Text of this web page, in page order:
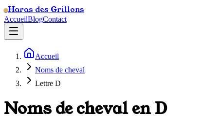
Haras des Grillons
AccueilBlogContact
Accueil
Noms de cheval
Lettre D
Noms de cheval en D